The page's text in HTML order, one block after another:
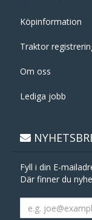
Köpinformation
Traktor
Om oss
Lediga jobb
Fyll i din E-
Där finner du